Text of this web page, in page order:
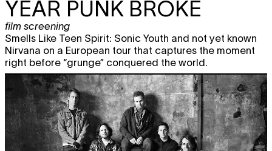
YEAR PUNK BROKE
film screening
Smells Like Teen Spirit: Sonic Youth and not yet known
Nirvana on a European tour that captures the moment
right before “grunge” conquered the world.